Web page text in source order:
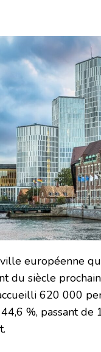
européenne
du siècle
620 000
44,6 %, passant